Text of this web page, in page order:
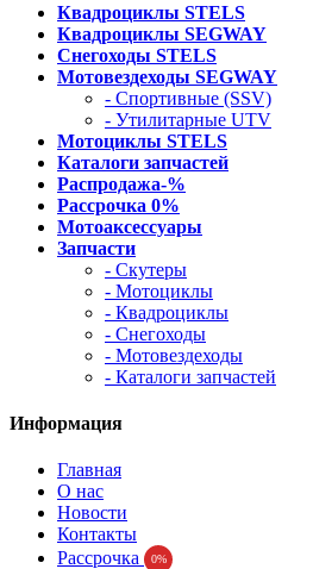
Квадроциклы STELS
Квадроциклы SEGWAY
Снегоходы STELS
Мотовездеходы SEGWAY
- Спортивные (SSV)
- Утилитарные UTV
Мотоциклы STELS
Каталоги запчастей
Распродажа-%
Рассрочка 0%
Мотоаксессуары
Запчасти
- Скутеры
- Мотоциклы
- Квадроциклы
- Снегоходы
- Мотовездеходы
- Каталоги запчастей
Информация
Главная
О нас
Новости
Контакты
Рассрочка
0%